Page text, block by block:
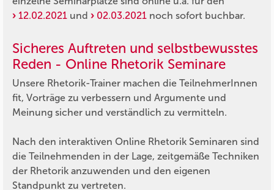
12.02.2021 und 02.03.2021 noch sofort buchbar.
Sicheres Auftreten und selbstbewusstes
Reden - Online Rhetorik Seminare
Unsere Rhetorik-Trainer machen die TeilnehmerInnen
fit, Vorträge zu verbessern und Argumente und
Meinung sicher und verständlich zu vermitteln.
Nach den interaktiven Online Rhetorik Seminaren sind
die Teilnehmenden in der Lage, zeitgemäße Techniken
der Rhetorik anzuwenden und den eigenen
Standpunkt zu vertreten.